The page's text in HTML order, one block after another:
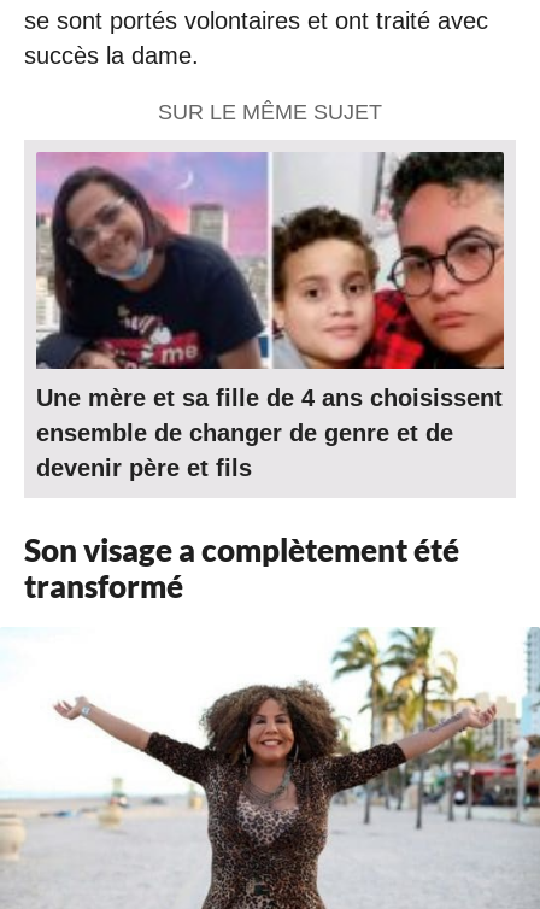
se sont portés volontaires et ont traité avec
succès la dame.
SUR LE MÊME SUJET
Une mère et sa fille de 4 ans choisissent
ensemble de changer de genre et de
devenir père et fils
Son visage a complètement été
transformé